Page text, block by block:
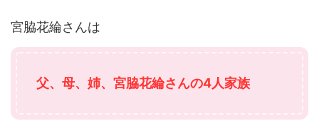
宮脇花綸さんは
父、母、姉、宮脇花綸さんの4人家族